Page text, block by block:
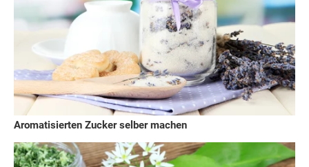
Aromatisierten Zucker selber machen